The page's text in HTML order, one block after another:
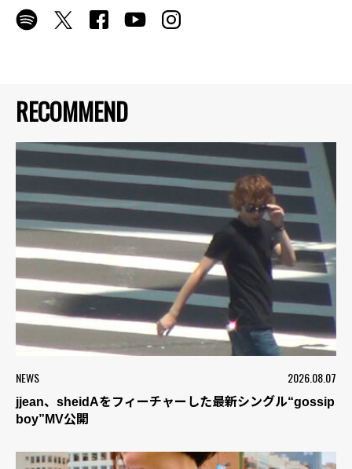
RECOMMEND
NEWS 2026.08.07
jjean、sheidAをフィーチャーした最新シングル“gossip
boy”MV公開